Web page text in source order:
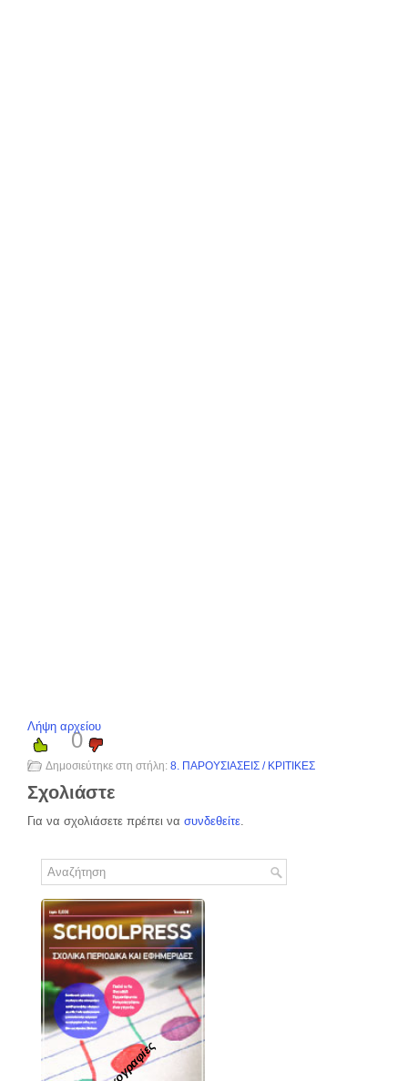
Λήψη αρχείου
0
Δημοσιεύτηκε στη στήλη: 8. ΠΑΡΟΥΣΙΑΣΕΙΣ / ΚΡΙΤΙΚΕΣ
Σχολιάστε
Για να σχολιάσετε πρέπει να συνδεθείτε.